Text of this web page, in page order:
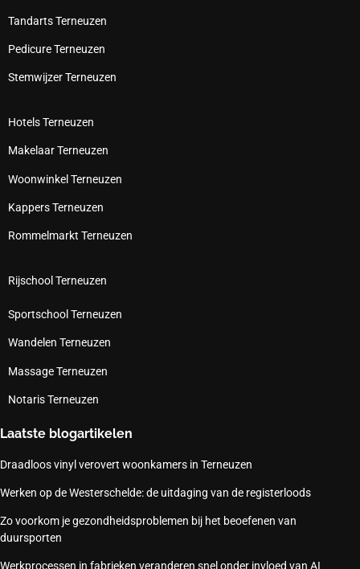
Tandarts Terneuzen
Pedicure Terneuzen
Stemwijzer Terneuzen
Hotels Terneuzen
Makelaar Terneuzen
Woonwinkel Terneuzen
Kappers Terneuzen
Rommelmarkt Terneuzen
Rijschool Terneuzen
Sportschool Terneuzen
Wandelen Terneuzen
Massage Terneuzen
Notaris Terneuzen
Laatste blogartikelen
Draadloos vinyl verovert woonkamers in Terneuzen
Werken op de Westerschelde: de uitdaging van de registerloods
Zo voorkom je gezondheidsproblemen bij het beoefenen van
duursporten
Werkprocessen in fabrieken veranderen snel onder invloed van AI